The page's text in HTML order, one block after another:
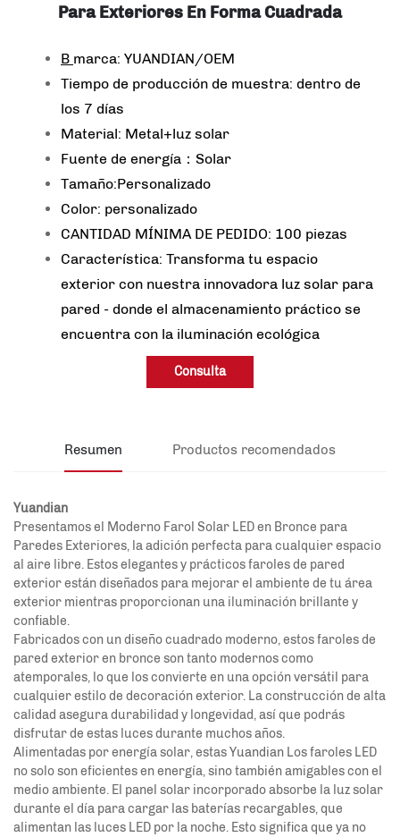
Para Exteriores En Forma Cuadrada
B marca: YUANDIAN/OEM
Tiempo de producción de muestra: dentro de
los 7 días
Material: Metal+luz solar
Fuente de energía：Solar
Tamaño:Personalizado
Color: personalizado
CANTIDAD MÍNIMA DE PEDIDO: 100 piezas
Característica: Transforma tu espacio
exterior con nuestra innovadora luz solar para
pared - donde el almacenamiento práctico se
encuentra con la iluminación ecológica
Consulta
Resumen Productos recomendados
Yuandian
Presentamos el Moderno Farol Solar LED en Bronce para
Paredes Exteriores, la adición perfecta para cualquier espacio
al aire libre. Estos elegantes y prácticos faroles de pared
exterior están diseñados para mejorar el ambiente de tu área
exterior mientras proporcionan una iluminación brillante y
confiable.
Fabricados con un diseño cuadrado moderno, estos faroles de
pared exterior en bronce son tanto modernos como
atemporales, lo que los convierte en una opción versátil para
cualquier estilo de decoración exterior. La construcción de alta
calidad asegura durabilidad y longevidad, así que podrás
disfrutar de estas luces durante muchos años.
Alimentadas por energía solar, estasYuandian Los faroles LED
no solo son eficientes en energía, sino también amigables con el
medio ambiente. El panel solar incorporado absorbe la luz solar
durante el día para cargar las baterías recargables, que
alimentan las luces LED por la noche. Esto significa que ya no